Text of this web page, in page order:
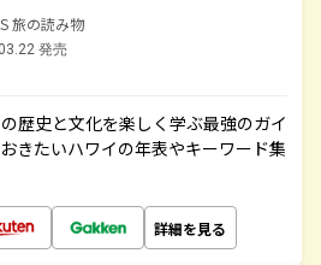
旅の読み物
発売
歴史と文化を楽しく学ぶ最強のガイ
きたいハワイの年表やキーワード集
詳細を見る